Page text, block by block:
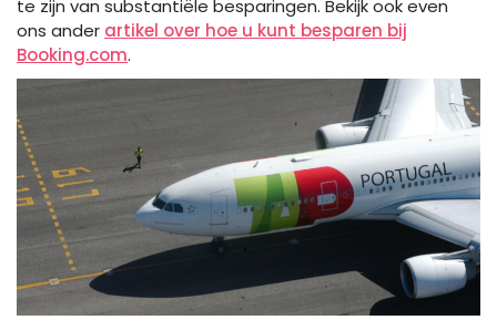
te zijn van substantiële besparingen. Bekijk ook even
ons ander artikel over hoe u kunt besparen bij
Booking.com.